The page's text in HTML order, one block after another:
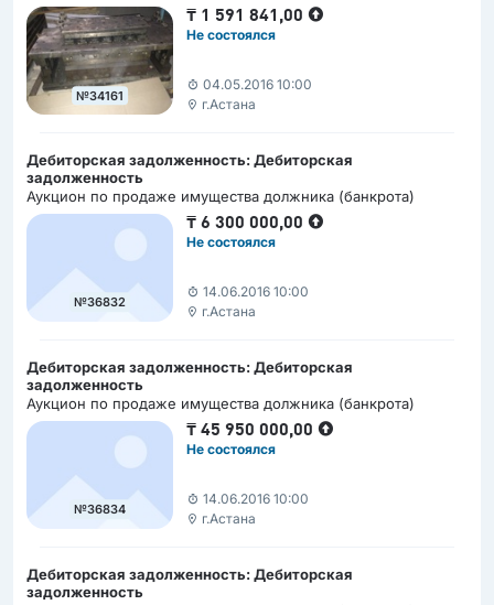
№34161
₸ 1 591 841,00
Не состоялся
04.05.2016 10:00
г.Астана
Дебиторская задолженность: Дебиторская
задолженность
Аукцион по продаже имущества должника (банкрота)
№36832
₸6 300 000,00
Не состоялся
14.06.2016 10:00
г.Астана
Дебиторская задолженность: Дебиторская
задолженность
Аукцион по продаже имущества должника (банкрота)
№36834
₸45 950 000,00
Не состоялся
14.06.2016 10:00
г.Астана
Дебиторская задолженность: Дебиторская
задолженность